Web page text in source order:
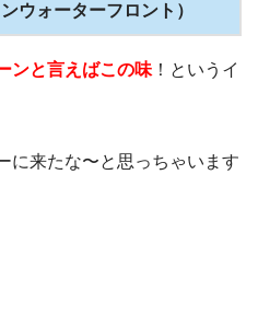
ウォーターフロント）
ンと言えばこの味 ！というイ
に来たな〜と思っちゃいます